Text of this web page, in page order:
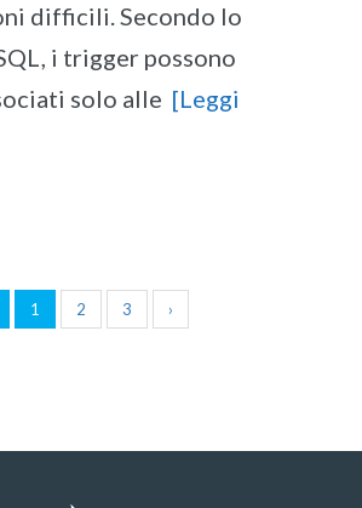
difficili. Secondo lo
i trigger possono
solo alle [Leggi
1 2 3 ›